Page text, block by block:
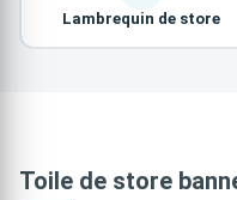
Lambrequin de store
Toile de store